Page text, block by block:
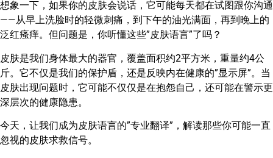
想象一下，如果你的皮肤会说话，它可能每天都在试图跟你沟通
——从早上洗脸时的轻微刺痛，到下午的油光满面，再到晚上的
泛红瘙痒。但问题是，你听懂这些”皮肤语言”了吗？
皮肤是我们身体最大的器官，覆盖面积约2平方米，重量约4公
斤。它不仅是我们的保护盾，还是反映内在健康的”显示屏”。当
皮肤出现问题时，它可能不仅仅是在抱怨自己，还可能在警示更
深层次的健康隐患。
今天，让我们成为皮肤语言的”专业翻译”，解读那些你可能一直
忽视的皮肤求救信号。